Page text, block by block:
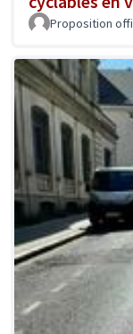
Proposition